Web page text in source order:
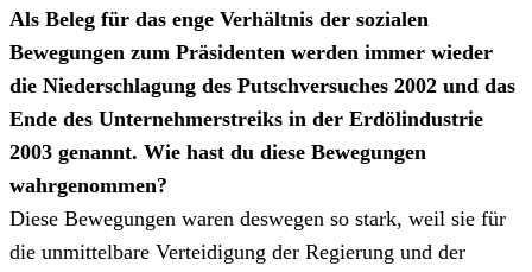
Als Beleg für das enge Verhältnis der sozialen
Bewegungen zum Präsidenten werden immer wieder
die Niederschlagung des Putschversuches 2002 und das
Ende des Unternehmerstreiks in der Erdölindustrie
2003 genannt. Wie hast du diese Bewegungen
wahrgenommen?
Diese Bewegungen waren deswegen so stark, weil sie für
die unmittelbare Verteidigung der Regierung und der